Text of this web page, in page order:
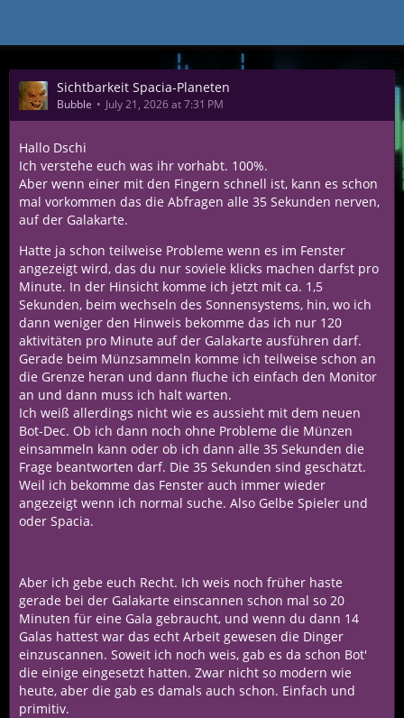
Sichtbarkeit Spacia-Planeten
Bubble July 21, 2026 at 7:31 PM
Hallo Dschi
Ich verstehe euch was ihr vorhabt. 100%.
Aber wenn einer mit den Fingern schnell ist, kann es schon
mal vorkommen das die Abfragen alle 35 Sekunden nerven,
auf der Galakarte.
Hatte ja schon teilweise Probleme wenn es im Fenster
angezeigt wird, das du nur soviele klicks machen darfst pro
Minute. In der Hinsicht komme ich jetzt mit ca. 1,5
Sekunden, beim wechseln des Sonnensystems, hin, wo ich
dann weniger den Hinweis bekomme das ich nur 120
aktivitäten pro Minute auf der Galakarte ausführen darf.
Gerade beim Münzsammeln komme ich teilweise schon an
die Grenze heran und dann fluche ich einfach den Monitor
an und dann muss ich halt warten.
Ich weiß allerdings nicht wie es aussieht mit dem neuen
Bot-Dec. Ob ich dann noch ohne Probleme die Münzen
einsammeln kann oder ob ich dann alle 35 Sekunden die
Frage beantworten darf. Die 35 Sekunden sind geschätzt.
Weil ich bekomme das Fenster auch immer wieder
angezeigt wenn ich normal suche. Also Gelbe Spieler und
oder Spacia.
Aber ich gebe euch Recht. Ich weis noch früher haste
gerade bei der Galakarte einscannen schon mal so 20
Minuten für eine Gala gebraucht, und wenn du dann 14
Galas hattest war das echt Arbeit gewesen die Dinger
einzuscannen. Soweit ich noch weis, gab es da schon Bot'
die einige eingesetzt hatten. Zwar nicht so modern wie
heute, aber die gab es damals auch schon. Einfach und
primitiv.